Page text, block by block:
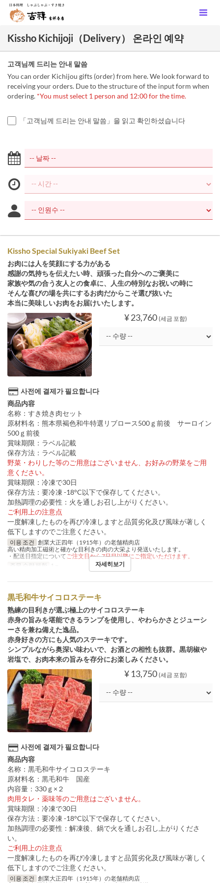
Kissho Kichijoji（Delivery） 온라인 예약
고객님께 드리는 안내 말씀
You can order Kichijou gifts (order) from here. We look forward to
receiving your orders. Due to the structure of the input form when
ordering. *You must select 1 person and 12:00 for the time.
「고객님께 드리는 안내 말씀」을 읽고 확인하셨습니다
Kissho Special Sukiyaki Beef Set
お肉には人を笑顔にする力がある
感謝の気持ちを伝えたい時、頑張った自分へのご褒美に
家族や気の合う友人との食卓に、人生の特別なお祝いの時に
そんな喜びの場を共にするお肉だからこそ選び抜いた
本当に美味しいお肉をお届けいたします。
¥ 23,760 (세금 포함)
사전에 결제가 필요합니다
商品内容
名称：すき焼き肉セット
原材料名：熊本県褐色和牛特選リブロース500ｇ前後 サーロイン
500ｇ前後
賞味期限：ラベル記載
保存方法：ラベル記載
野菜・わりした等のご用意はございません、お好みの野菜をご用
意ください。
賞味期限：冷凍で30日
保存方法：要冷凍 -18°C以下で保存してください。
加熱調理の必要性：火を通しお召し上がりください。
ご利用上の注意点
一度解凍したものを再び冷凍しますと品質劣化及び風味が著しく
低下しますのでご注意ください。
이용 조건 創業大正四年（1915年）の老舗精肉店
高い精肉加工磁術と確かな目利きの肉の大栄より発送いたします。
・配送日指定について ご注文日から7日目以降にご指定いただけます。
주문 수량 제한
1 ~ 자세히보기
黒毛和牛サイコロステーキ
熟練の目利きが選ぶ極上のサイコロステーキ
赤身の旨みを堪能できるランプを使用し、やわらかさとジューシ
ーさを兼ね備えた逸品。
赤身好きの方にも人気のステーキです。
シンプルながら奥深い味わいで、お酒との相性も抜群。黒胡椒や
岩塩で、お肉本来の旨みを存分にお楽しみください。
¥ 13,750 (세금 포함)
사전에 결제가 필요합니다
商品内容
名称：黒毛和牛サイコロステーキ
原材料名：黒毛和牛 国産
内容量：330ｇ×２
肉用タレ・薬味等のご用意はございません。
賞味期限：冷凍で30日
保存方法：要冷凍 -18°C以下で保存してください。
加熱調理の必要性：解凍後、鍋で火を通しお召し上がりくださ
い。
ご利用上の注意点
一度解凍したものを再び冷凍しますと品質劣化及び風味が著しく
低下しますのでご注意ください。
이용 조건 創業大正四年（1915年）の老舗精肉店